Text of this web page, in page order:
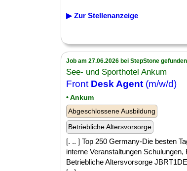
▶ Zur Stellenanzeige
Job am 27.06.2026 bei StepStone gefunden
See- und Sporthotel Ankum
Front Desk Agent (m/w/d)
• Ankum
Abgeschlossene Ausbildung
Betriebliche Altersvorsorge
[. .. ] Top 250 Germany-Die besten
interne Veranstaltungen
Betriebliche Altersvorsorge